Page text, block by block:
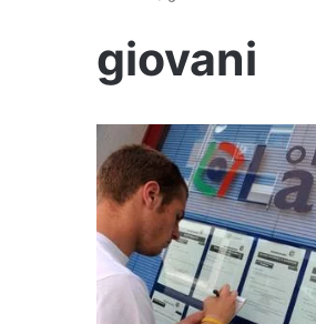
giovani